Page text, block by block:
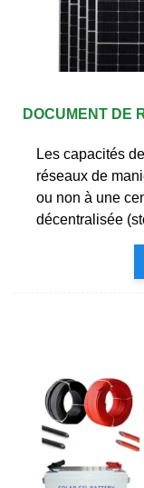
DOCUMENT DE
Les capacités
réseaux de
ou non à une
décentralisée